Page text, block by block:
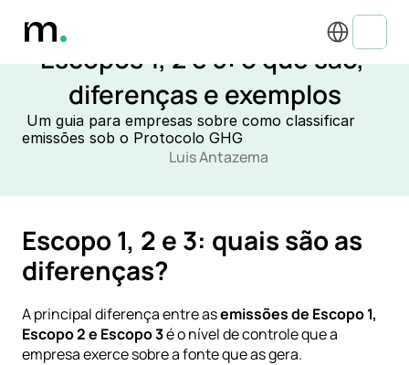
DESCARBONIZAÇÃO, PEGADA DE CARBONO & ACV
Escopos 1, 2 e 3: o que são,
diferenças e exemplos
emissões sob o Protocolo GHG
Luis Antazema
Escopo 1, 2 e 3: quais são as
diferenças?
A principal diferença entre as emissões de Escopo 1,
Escopo 2 e Escopo 3 é o nível de controle que a
empresa exerce sobre a fonte que as gera.
Select Language